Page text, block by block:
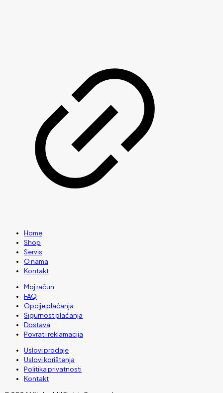
Home
Shop
Servis
O nama
Kontakt
Moj račun
FAQ
Opcije plaćanja
Sigurnost plaćanja
Dostava
Povrat i reklamacija
Uslovi prodaje
Uslovi korištenja
Politika privatnosti
Kontakt